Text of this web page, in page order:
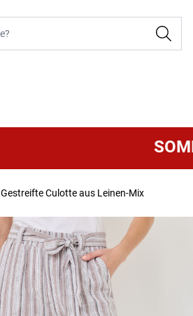
SOMMER
Gestreifte Culotte aus Leinen-Mix